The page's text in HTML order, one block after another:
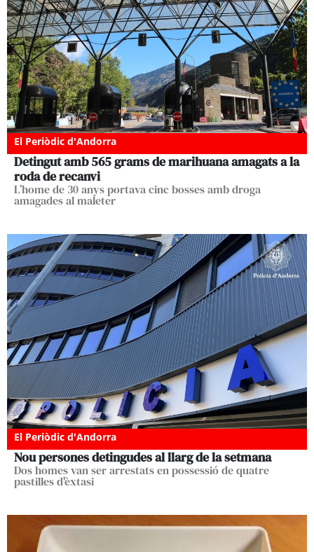
El Periòdic d'Andorra
Detingut amb 565 grams de marihuana amagats a la
roda de recanvi
L’home de 30 anys portava cinc bosses amb droga
amagades al maleter
El Periòdic d'Andorra
Nou persones detingudes al llarg de la setmana
Dos homes van ser arrestats en possessió de quatre
pastilles d'èxtasi